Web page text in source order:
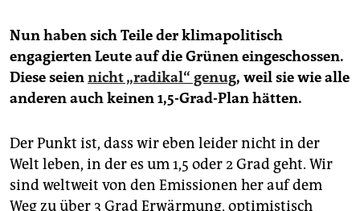
Nun haben sich Teile der klimapolitisch
engagierten Leute auf die Grünen eingeschossen.
Diese seiennicht „radikal“ genug, weil sie wie alle
anderen auch keinen 1,5-Grad-Plan hätten.
Der Punkt ist, dass wir eben leider nicht in der
Welt leben, in der es um 1,5 oder 2 Grad geht. Wir
sind weltweit von den Emissionen her auf dem
Weg zu über 3 Grad Erwärmung, optimistisch